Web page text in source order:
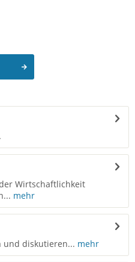
Wirtschaftlichkeit
mehr
und diskutieren... mehr